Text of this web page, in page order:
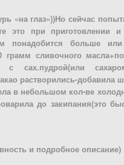
«на глаз»))Но сейчас
это при приготовлении
понадобится больше
грамм сливочного
с сах.пудрой(или
растворились-
в небольшом кол-ве
до закипания(это
и подробное описание)